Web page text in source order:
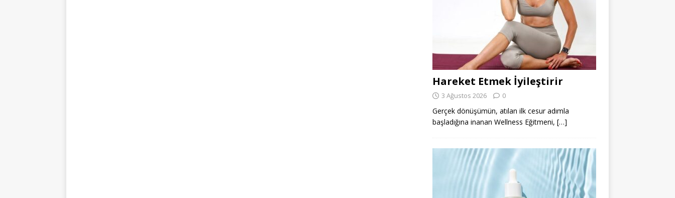
Hareket Etmek İyileştirir
3 Ağustos 2026 0
Gerçek dönüşümün, atılan ilk cesur adımla
başladığına inanan Wellness Eğitmeni, […]